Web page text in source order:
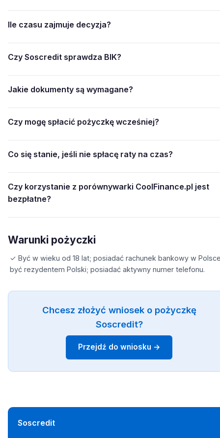
Ile czasu zajmuje decyzja?
Czy Soscredit sprawdza BIK?
Jakie dokumenty są wymagane?
Czy mogę spłacić pożyczkę wcześniej?
Co się stanie, jeśli nie spłacę raty na czas?
Czy korzystanie z porównywarki CoolFinance.pl jest
bezpłatne?
Warunki pożyczki
✓ Być w wieku od 18 lat; posiadać rachunek bankowy w
być rezydentem Polski; posiadać aktywny numer telefonu.
Chcesz złożyć wniosek o pożyczkę
Soscredit?
Przejdź do wniosku →
Soscredit